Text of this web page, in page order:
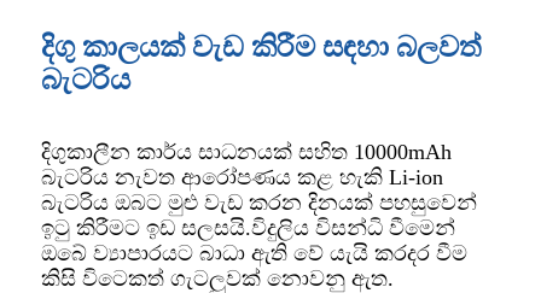
දිගු කාලයක් වැඩ කිරීම සඳහා බලවත්
බැටරිය
දිගුකාලීන කාර්ය සාධනයක් සහිත 10000mAh
බැටරිය නැවත ආරෝපණය කළ හැකි Li-ion
බැටරිය ඔබට මුළු වැඩ කරන දිනයක් පහසුවෙන්
ඉටු කිරීමට ඉඩ සලසයි.විදුලිය විසන්ධි වීමෙන්
ඔබේ ව්‍යාපාරයට බාධා ඇති වේ යැයි කරදර වීම
කිසි විටෙකත් ගැටලුවක් නොවනු ඇත.